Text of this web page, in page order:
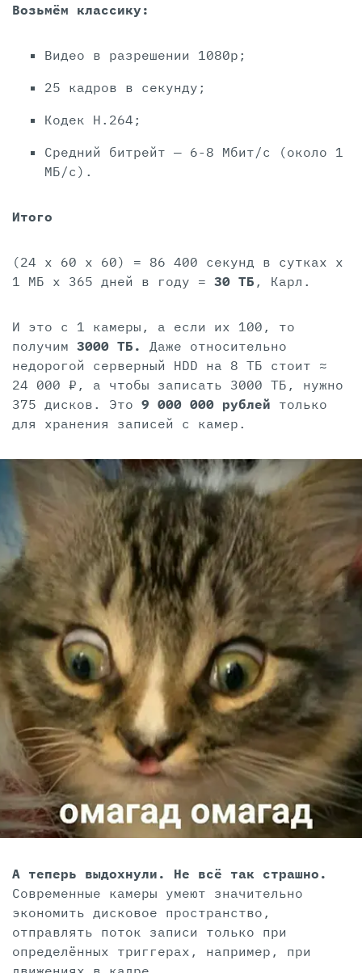
Возьмём классику:
Видео в разрешении 1080p;
25 кадров в секунду;
Кодек H.264;
Средний битрейт — 6-8 Мбит/с (около 1
МБ/c).
Итого
(24 x 60 x 60) = 86 400 секунд в сутках х
1 МБ x 365 дней в году = 30 ТБ , Карл.
И это с 1 камеры, а если их 100, то
получим 3000 ТБ.
Даже относительно
недорогой серверный HDD на 8 ТБ стоит ≈
24 000 ₽, а чтобы записать 3000 ТБ, нужно
375 дисков. Это 9 000 000 рублей только
для хранения записей с камер.
А теперь выдохнули. Не всё так страшно.
Современные камеры умеют значительно
экономить дисковое пространство,
отправлять поток записи только при
определённых триггерах, например, при